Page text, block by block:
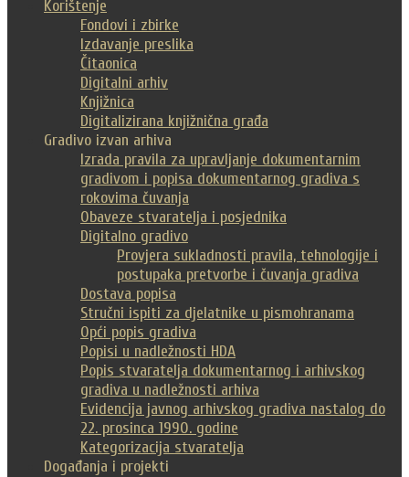
Korištenje
Fondovi i zbirke
Izdavanje preslika
Čitaonica
Digitalni arhiv
Knjižnica
Digitalizirana knjižnična građa
Gradivo izvan arhiva
Izrada pravila za upravljanje dokumentarnim
gradivom i popisa dokumentarnog gradiva s
rokovima čuvanja
Obaveze stvaratelja i posjednika
Digitalno gradivo
Provjera sukladnosti pravila, tehnologije i
postupaka pretvorbe i čuvanja gradiva
Dostava popisa
Stručni ispiti za djelatnike u pismohranama
Opći popis gradiva
Popisi u nadležnosti HDA
Popis stvaratelja dokumentarnog i arhivskog
gradiva u nadležnosti arhiva
Evidencija javnog arhivskog gradiva nastalog do
22. prosinca 1990. godine
Kategorizacija stvaratelja
Događanja i projekti